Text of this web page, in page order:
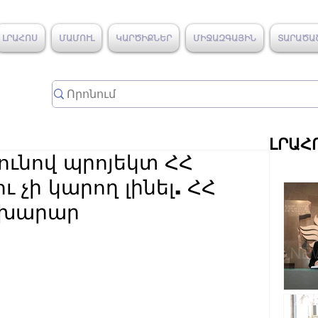
ԼՐԱՀՈՍ ՄԱՄՈՒԼ ԿԱՐԾԻՔՆԵՐ ՄԻՋԱԶԳԱՅԻՆ
պրոյեկտ ՀՀ
չի կարող լինել. ՀՀ